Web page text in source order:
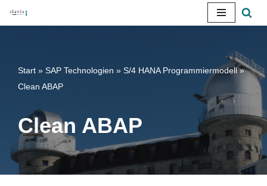
springen
Start » SAP Technologien » S/4 HANA Programmiermodell»
Clean ABAP
Clean ABAP